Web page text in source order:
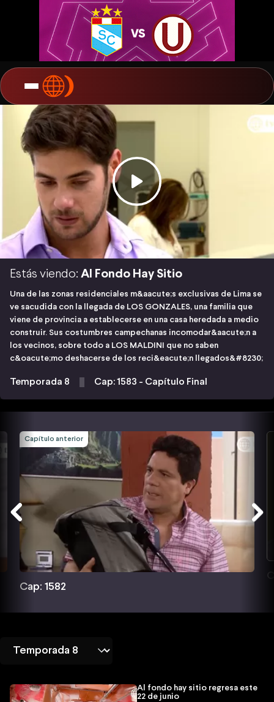
Estás viendo: Al Fondo Hay Sitio
Una de las zonas residenciales m&aacute;s exclusivas de Lima se
ve sacudida con la llegada de LOS GONZALES, una familia que
viene de provincia a establecerse en una casa heredada a medio
construir. Sus costumbres campechanas incomodar&aacute;n a
los vecinos, sobre todo a LOS MALDINI que no saben
c&oacute;mo deshacerse de los reci&eacute;n llegados&#8230;
Temporada 8 Cap: 1583 - Capítulo Final
Capítulo anterior
Cap: 1582
Al fondo hay sitio regresa este
22 de junio